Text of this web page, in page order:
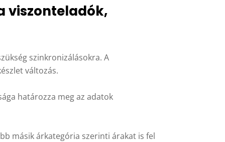
viszonteladók,
szinkronizálásokra. A
változás.
határozza meg az adatok
másik árkategória szerinti árakat is fel